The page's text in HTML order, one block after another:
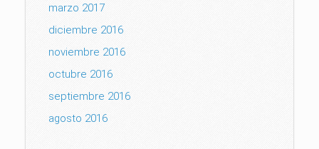
marzo 2017
diciembre 2016
noviembre 2016
octubre 2016
septiembre 2016
agosto 2016